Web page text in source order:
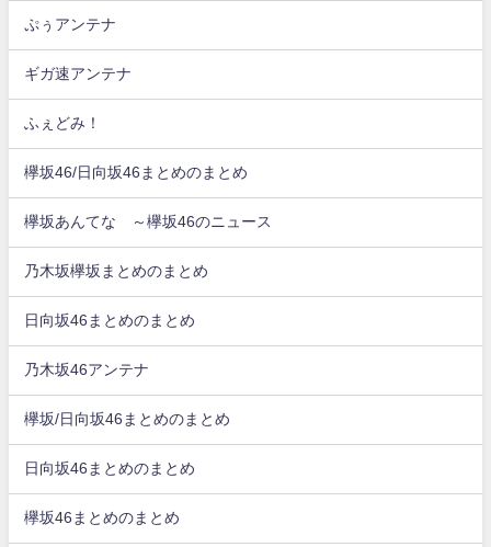
ぷぅアンテナ
ギガ速アンテナ
ふぇどみ！
欅坂46/日向坂46まとめのまとめ
欅坂あんてな ～欅坂46のニュース
乃木坂欅坂まとめのまとめ
日向坂46まとめのまとめ
乃木坂46アンテナ
欅坂/日向坂46まとめのまとめ
日向坂46まとめのまとめ
欅坂46まとめのまとめ